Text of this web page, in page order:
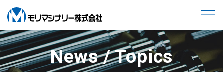
News / Topics